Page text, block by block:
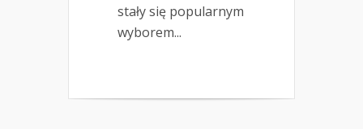
stały się popularnym
wyborem...